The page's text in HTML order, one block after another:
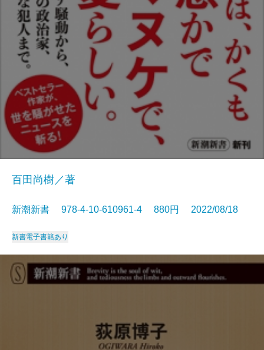
百田尚樹／著
新潮新書 978-4-10-610961-4 880円 2022/08/18
新書電子書籍あり